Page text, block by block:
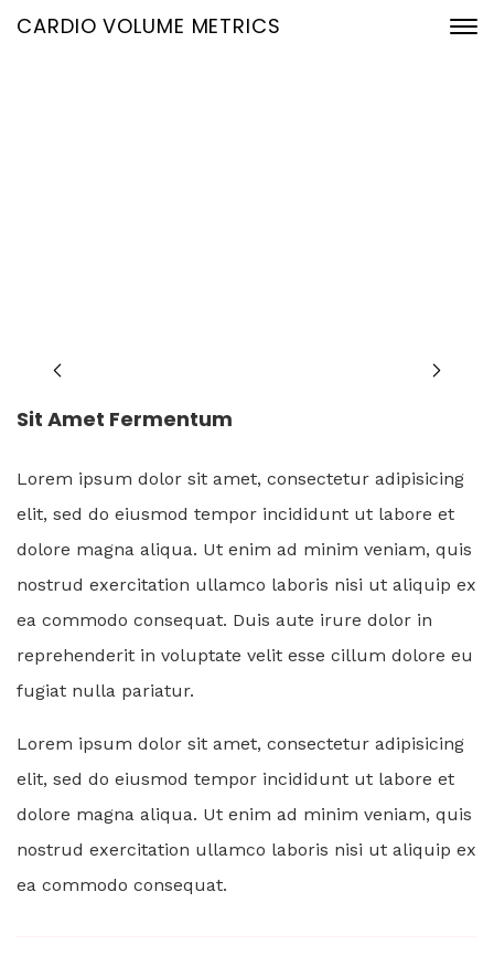
CARDIO VOLUME METRICS
Sit Amet Fermentum
Lorem ipsum dolor sit amet, consectetur adipisicing
elit, sed do eiusmod tempor incididunt ut labore et
dolore magna aliqua. Ut enim ad minim veniam, quis
nostrud exercitation ullamco laboris nisi ut aliquip ex
ea commodo consequat. Duis aute irure dolor in
reprehenderit in voluptate velit esse cillum dolore eu
fugiat nulla pariatur.
Lorem ipsum dolor sit amet, consectetur adipisicing
elit, sed do eiusmod tempor incididunt ut labore et
dolore magna aliqua. Ut enim ad minim veniam, quis
nostrud exercitation ullamco laboris nisi ut aliquip ex
ea commodo consequat.